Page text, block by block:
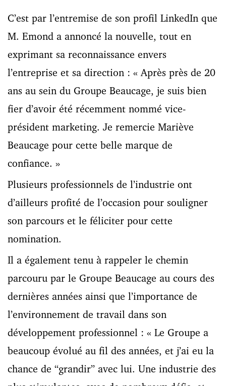
C’est par l’entremise de son profil LinkedIn que
M. Emond a annoncé la nouvelle, tout en
exprimant sa reconnaissance envers
l’entreprise et sa direction : « Après près de 20
ans au sein du Groupe Beaucage, je suis bien
fier d’avoir été récemment nommé vice-
président marketing. Je remercie Mariève
Beaucage pour cette belle marque de
confiance. »
Plusieurs professionnels de l’industrie ont
d’ailleurs profité de l’occasion pour souligner
son parcours et le féliciter pour cette
nomination.
Il a également tenu à rappeler le chemin
parcouru par le Groupe Beaucage au cours des
dernières années ainsi que l’importance de
l’environnement de travail dans son
développement professionnel : « Le Groupe a
beaucoup évolué au fil des années, et j’ai eu la
chance de “grandir” avec lui. Une industrie des